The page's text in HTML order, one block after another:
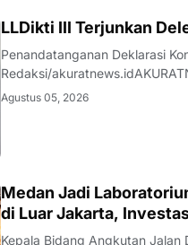
LLDikti III Terjunkan
Penandatanganan Deklarasi
Redaksi/
(LLDikti) Wilayah III bersama
Agustus 05, 2026
Medan Jadi
di Luar Jakarta,
Kepala Bidang Angkutan Jalan